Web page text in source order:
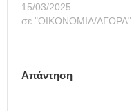
15/03/2025
σε "ΟΙΚΟΝΟΜΙΑ/ΑΓΟΡΑ"
Απάντηση